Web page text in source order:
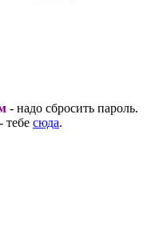
- надо сбросить пароль.
тебе сюда.